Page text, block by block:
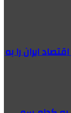
ایران را به